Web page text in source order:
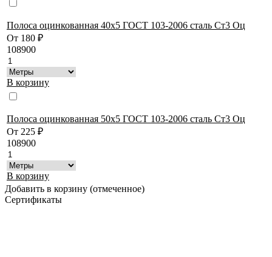
Полоса оцинкованная 40х5 ГОСТ 103-2006 сталь Ст3 Оц
От 180 ₽
108900
В корзину
Полоса оцинкованная 50х5 ГОСТ 103-2006 сталь Ст3 Оц
От 225 ₽
108900
В корзину
Добавить в корзину (отмеченное)
Сертификаты